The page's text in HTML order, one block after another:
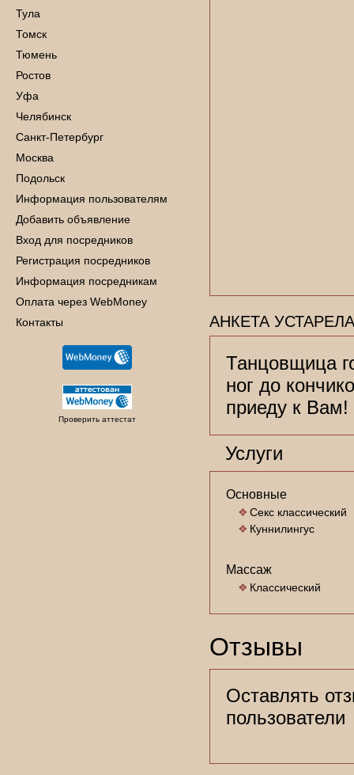
Тула
Томск
Тюмень
Ростов
Уфа
Челябинск
Санкт-Петербург
Москва
Подольск
Информация пользователям
Добавить объявление
Вход для посредников
Регистрация посредников
Информация посредникам
Оплата через WebMoney
Контакты
Проверить аттестат
АНКЕТА
Танцовщица
ног до
приеду к Вам!
Услуги
Основные
Секс классический
Куннилингус
Массаж
Классический
Отзывы
Оставлять
пользователи